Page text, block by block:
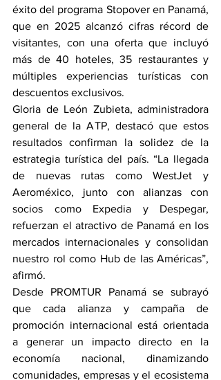
éxito del programa Stopover en Panamá,
que en 2025 alcanzó cifras récord de
visitantes, con una oferta que incluyó
más de 40 hoteles, 35 restaurantes y
múltiples experiencias turísticas con
descuentos exclusivos.
Gloria de León Zubieta, administradora
general de la ATP, destacó que estos
resultados confirman la solidez de la
estrategia turística del país. “La llegada
de nuevas rutas como WestJet y
Aeroméxico, junto con alianzas con
socios como Expedia y Despegar,
refuerzan el atractivo de Panamá en los
mercados internacionales y consolidan
nuestro rol como Hub de las Américas”,
afirmó.
Desde PROMTUR Panamá se subrayó
que cada alianza y campaña de
promoción internacional está orientada
a generar un impacto directo en la
economía nacional, dinamizando
comunidades, empresas y el ecosistema